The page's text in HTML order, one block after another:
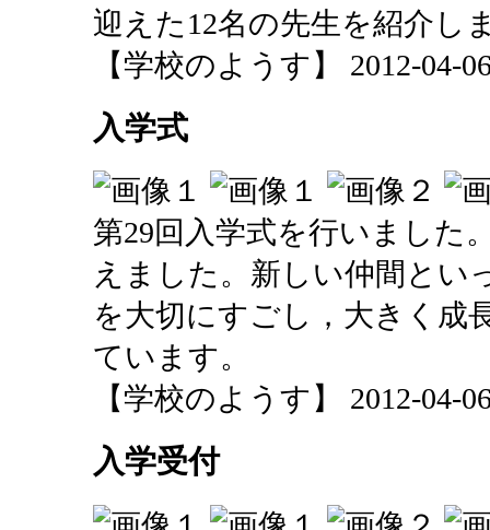
迎えた12名の先生を紹介し
【学校のようす】 2012-04-
入学式
第29回入学式を行いました
えました。新しい仲間とい
を大切にすごし，大きく成
ています。
【学校のようす】 2012-04-
入学受付